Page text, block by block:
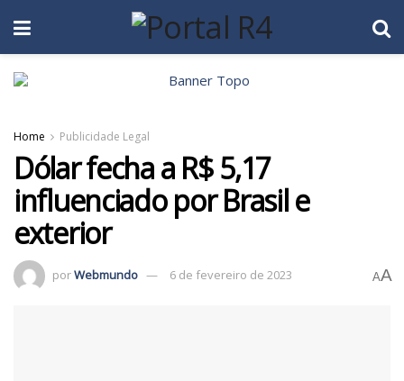
Home Publicidade Legal
Dólar fecha a R$ 5,17
influenciado por Brasil e
exterior
porWebmundo 6 de fevereiro de 2023 AA